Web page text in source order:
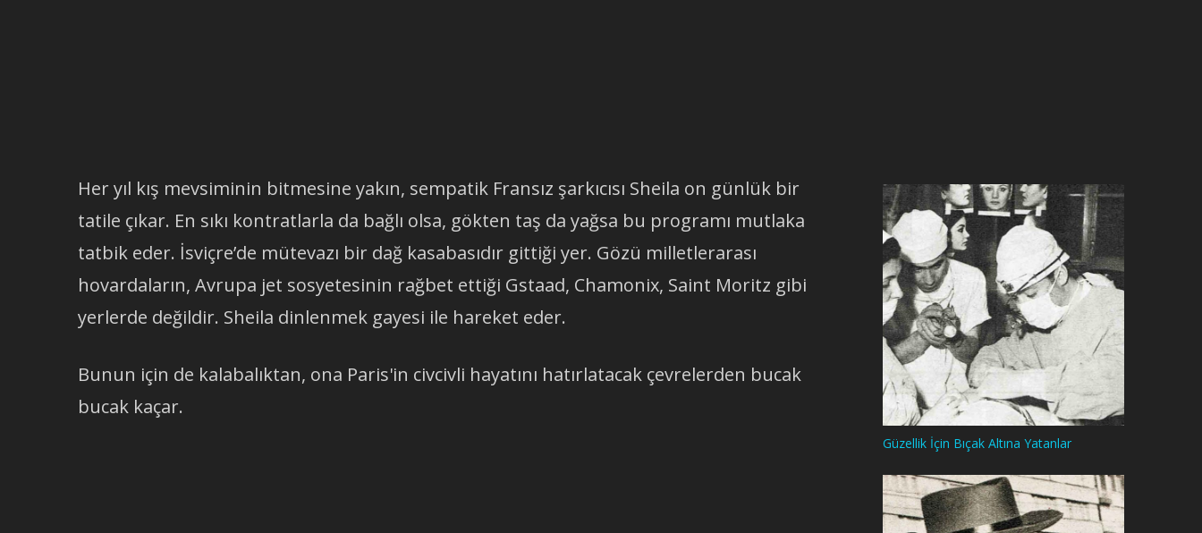
Her yıl kış mevsiminin bitmesine yakın, sempatik Fransız şarkıcısı Sheila on günlük bir
tatile çıkar. En sıkı kontratlarla da bağlı olsa, gökten taş da yağsa bu programı mutlaka
tatbik eder. İsviçre’de mütevazı bir dağ kasabasıdır gittiği yer. Gözü milletlerarası
hovardaların, Avrupa jet sosyetesinin rağbet ettiği Gstaad, Chamonix, Saint Moritz gibi
yerlerde değildir. Sheila dinlenmek gayesi ile hareket eder.
Bunun için de kalabalıktan, ona Paris'in civcivli hayatını hatırlatacak çevrelerden bucak
bucak kaçar.
Güzellik İçin Bıçak Altına Yatanlar